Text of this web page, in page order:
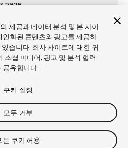
page
기술 자료
제공과 데이터 분석 및 본 사이
인화된 콘텐츠와 광고를 제공하
습니다. 회사 사이트에 대한 귀
소셜 미디어, 광고 및 분석 협력
공유합니다.
쿠키 설정
모두 거부
든 쿠키 허용